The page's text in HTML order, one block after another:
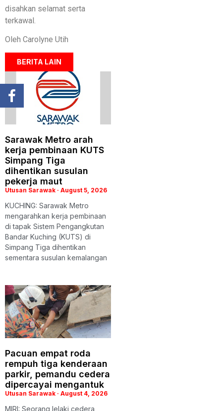
disahkan selamat serta
terkawal.
Oleh Carolyne Utih
BERITA LAIN
Sarawak Metro arah
kerja pembinaan KUTS
Simpang Tiga
dihentikan susulan
pekerja maut
Utusan Sarawak August 5, 2026
KUCHING: Sarawak Metro
mengarahkan kerja pembinaan
di tapak Sistem Pengangkutan
Bandar Kuching (KUTS) di
Simpang Tiga dihentikan
sementara susulan kemalangan
Pacuan empat roda
rempuh tiga kenderaan
parkir, pemandu cedera
dipercayai mengantuk
Utusan Sarawak August 4, 2026
MIRI: Seorang lelaki cedera